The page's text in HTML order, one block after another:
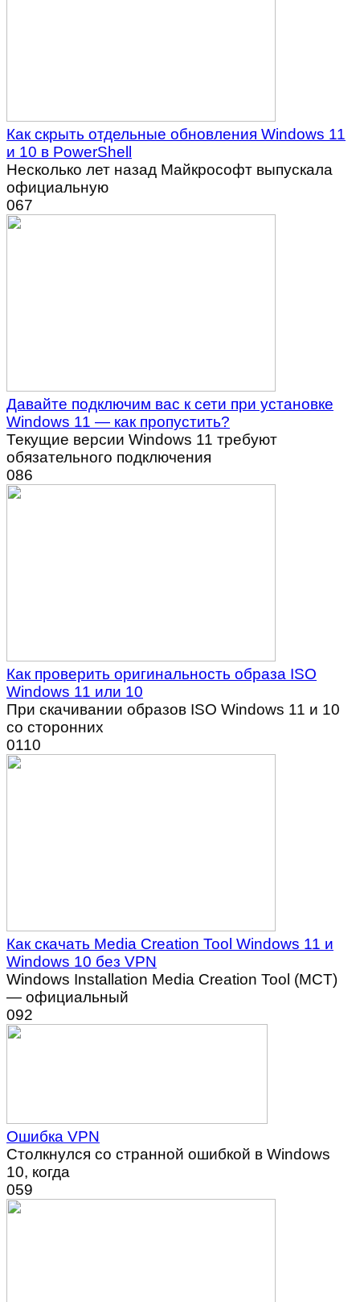
Как скрыть отдельные обновления Windows 11
и 10 в PowerShell
Несколько лет назад Майкрософт выпускала
официальную
067
Давайте подключим вас к сети при установке
Windows 11 — как пропустить?
Текущие версии Windows 11 требуют
обязательного подключения
086
Как проверить оригинальность образа ISO
Windows 11 или 10
При скачивании образов ISO Windows 11 и 10
со сторонних
0110
Как скачать Media Creation Tool Windows 11 и
Windows 10 без VPN
Windows Installation Media Creation Tool (MCT)
— официальный
092
Ошибка VPN
Столкнулся со странной ошибкой в Windows
10, когда
059